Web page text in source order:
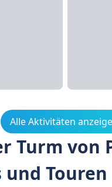
Alle Aktivitäten
Turm von
und Touren